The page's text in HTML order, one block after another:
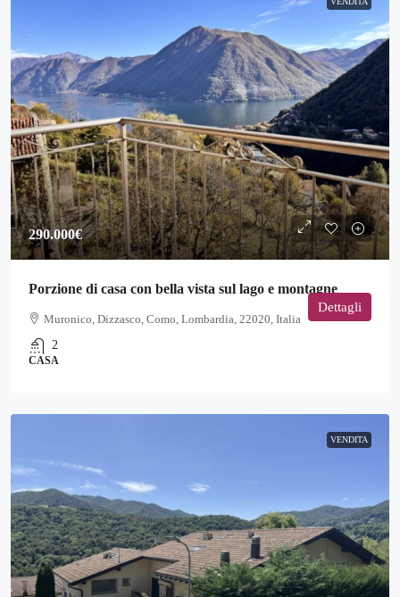
290.000€
Porzione di casa con bella vista sul lago e montagne
Muronico, Dizzasco, Como, Lombardia, 22020, Italia
2
CASA
Dettagli
VENDITA